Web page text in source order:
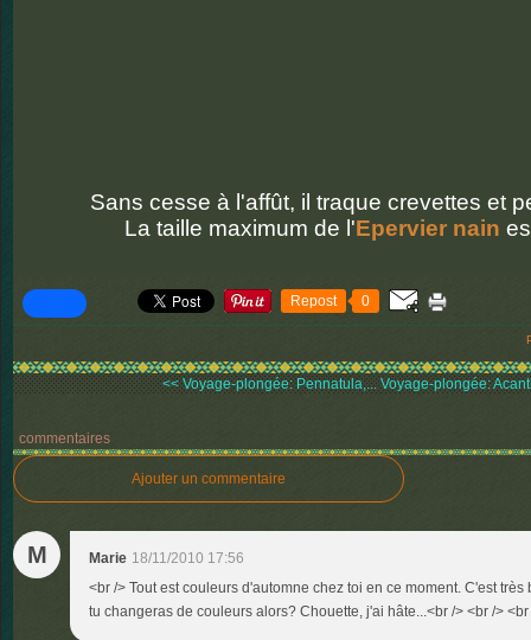
Sans cesse à l'affût, il traque crevettes et
La taille maximum de l'Epervier nain
Repost 0
<< Voyage-plongée: Pennatula,... Voyage-plongée:
commentaires
Ajouter un commentaire
M Marie 18/11/2010 17:56
<br /> Tout est couleurs d'automne chez toi en ce moment. C'est
tu changeras de couleurs alors? Chouette, j'ai hâte...<br /> <br /> <br